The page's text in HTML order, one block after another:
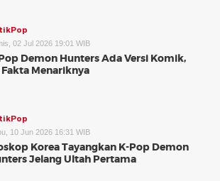
02 Jul 2026 19:01 WIB
Demon Hunters Ada Versi Komik,
Fakta Menariknya
10 Jun 2026 16:31 WIB
Korea Tayangkan K-Pop Demon
Jelang Ultah Pertama